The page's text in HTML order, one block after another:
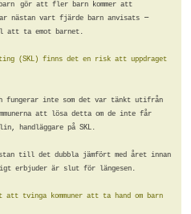
gör att fler barn kommer att
nästan vart fjärde barn anvisats –
att ta emot barnet.
(SKL) finns det en risk att uppdraget
fungerar inte som det var tänkt utifrån
att lösa detta om de inte får
handläggare på SKL.
till det dubbla jämfört med året innan
erbjuder är slut för längesen.
att tvinga kommuner att ta hand om barn